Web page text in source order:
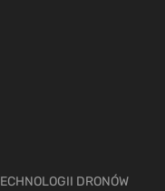
DRONÓW